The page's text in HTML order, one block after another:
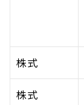
株式
株式